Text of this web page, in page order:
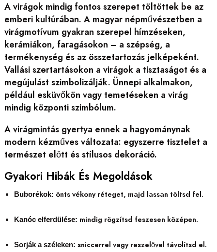
A virágok mindig fontos szerepet töltöttek be az
emberi kultúrában. A magyar népművészetben a
virágmotívum gyakran szerepel hímzéseken,
kerámiákon, faragásokon – a szépség, a
termékenység és az összetartozás jelképeként.
Vallási szertartásokon a virágok a tisztaságot és a
megújulást szimbolizálják. Ünnepi alkalmakon,
például esküvőkön vagy temetéseken a virág
mindig központi szimbólum.
A virágmintás gyertya ennek a hagyománynak
modern kézműves változata: egyszerre tisztelet a
természet előtt és stílusos dekoráció.
Gyakori Hibák És Megoldások
Buborékok: önts vékony réteget, majd lassan töltsd fel.
Kanóc elferdülése: mindig rögzítsd feszesen középen.
Sorják a széleken: sniccerrel vagy reszelővel távolítsd el.